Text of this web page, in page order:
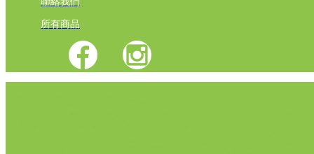
所有商品